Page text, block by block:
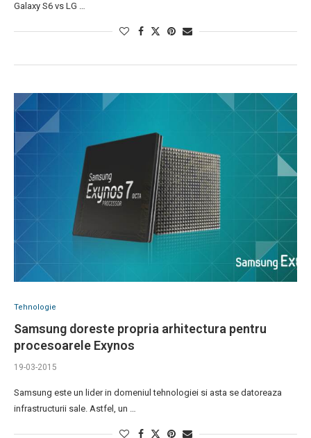
Galaxy S6 vs LG …
Tehnologie
Samsung doreste propria arhitectura pentru
procesoarele Exynos
19-03-2015
Samsung este un lider in domeniul tehnologiei si asta se datoreaza
infrastructurii sale. Astfel, un …